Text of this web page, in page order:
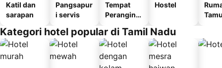
Katil dan
sarapan
Pangsapur
i servis
Tempat
Perangina
Hostel
Kategori hotel popular di Tamil Nadu